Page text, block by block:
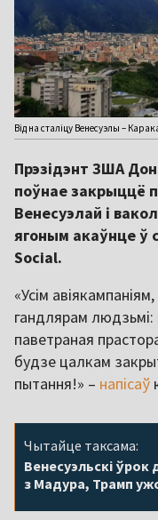
Від на сталіцу Венесуэлы –
Прэзідэнт ЗША
поўнае закрыццё
Венесуэлай і
ягоным акаўнце ў
Social.
«Усім
гандлярам людзьмі:
паветраная
будзе цалкам
пытання!» – напісаў
Чытайце таксама:
Венесуэльскі
з Мадура, Трамп